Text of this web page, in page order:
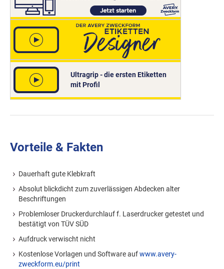
Ultragrip - die ersten Etiketten
mit Profil
Vorteile & Fakten
Dauerhaft gute Klebkraft
Absolut blickdicht zum zuverlässigen Abdecken alter
Beschriftungen
Problemloser Druckerdurchlauf f. Laserdrucker getestet und
bestätigt von TÜV SÜD
Aufdruck verwischt nicht
Kostenlose Vorlagen und Software aufwww.avery-
zweckform.eu/print